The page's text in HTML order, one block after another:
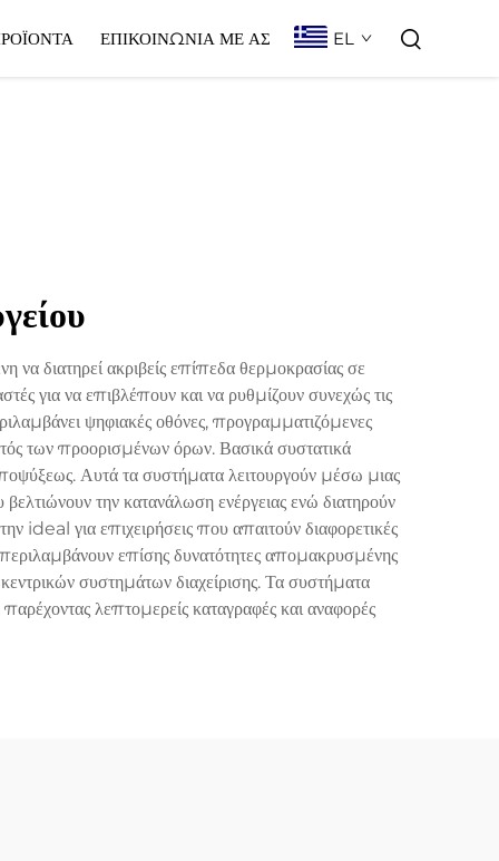
ΕΠΙΚΟΙΝΩΝΊΑ ΜΕ ΑΣ EL
διατηρεί ακριβείς επίπεδα θερμοκρασίας σε
για να επιβλέπουν και να ρυθμίζουν συνεχώς τις
ψηφιακές οθόνες, προγραμματιζόμενες
των προορισμένων όρων. Βασικά συστατικά
Αυτά τα συστήματα λειτουργούν μέσω μιας
την κατανάλωση ενέργειας ενώ διατηρούν
ideal για επιχειρήσεις που απαιτούν διαφορετικές
επίσης δυνατότητες απομακρυσμένης
συστημάτων διαχείρισης. Τα συστήματα
λεπτομερείς καταγραφές και αναφορές